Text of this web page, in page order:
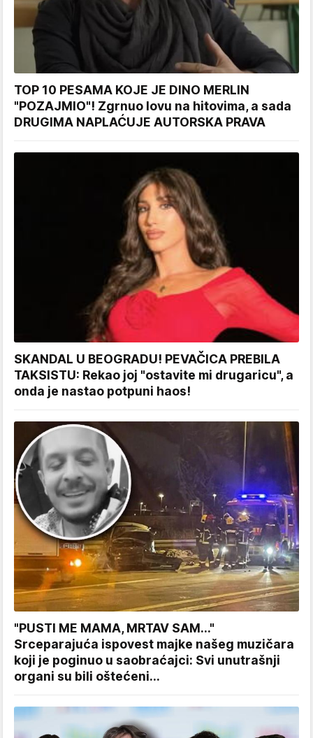
TOP 10 PESAMA KOJE JE DINO MERLIN
"POZAJMIO"! Zgrnuo lovu na hitovima, a sada
DRUGIMA NAPLAĆUJE AUTORSKA PRAVA
SKANDAL U BEOGRADU! PEVAČICA PREBILA
TAKSISTU: Rekao joj "ostavite mi drugaricu", a
onda je nastao potpuni haos!
"PUSTI ME MAMA, MRTAV SAM..."
Srceparajuća ispovest majke našeg muzičara
koji je poginuo u saobraćajci: Svi unutrašnji
organi su bili oštećeni...